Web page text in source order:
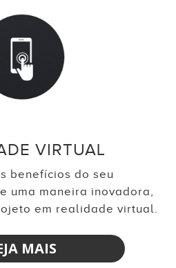
VIRTUAL
benefícios do seu
uma maneira inovadora,
em realidade virtual.
MAIS